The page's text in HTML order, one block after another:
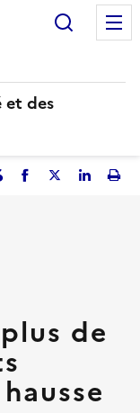
et des
Facebook
Partager
Partager
de